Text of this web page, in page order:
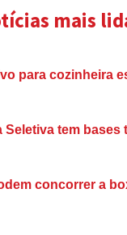
mais
para cozinheira
Seletiva tem bases
concorrer a